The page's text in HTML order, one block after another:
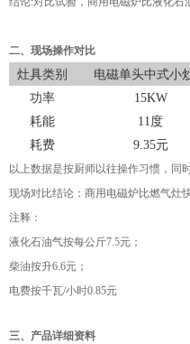
二、现场操作对比
灶具类别 电磁单头中式小
功率
15KW
耗能
11度
耗费
9.35元
以上数据是按厨师以往操作习惯，同
现场对比结论：商用 电磁炉比燃气灶
注释：
液化石油气按每公斤7.5元；
柴油按升6.6元；
电费按千瓦/小时0.85元
三、 产品详细资料